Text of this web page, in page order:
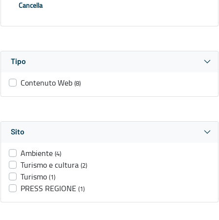
Cancella
Tipo
Contenuto Web (8)
Sito
Ambiente (4)
Turismo e cultura (2)
Turismo (1)
PRESS REGIONE (1)